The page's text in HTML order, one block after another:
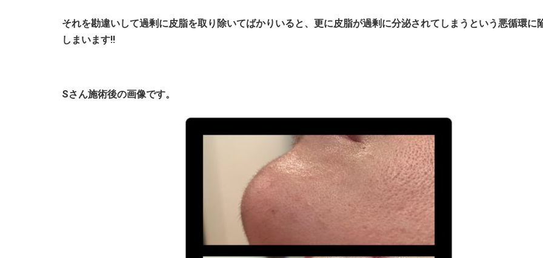
それを勘違いして過剰に皮脂を取り除いてばかりいると、 更に皮脂が過剰に分泌されてしまうという悪循環に
しまいます!!
Sさん施術後の画像です。